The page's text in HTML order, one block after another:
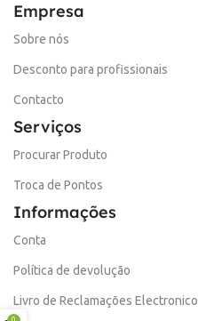
Empresa
Sobre nós
Desconto para profissionais
Contacto
Serviços
Procurar Produto
Troca de Pontos
Informações
Conta
Política de devolução
Livro de Reclamações Electronico